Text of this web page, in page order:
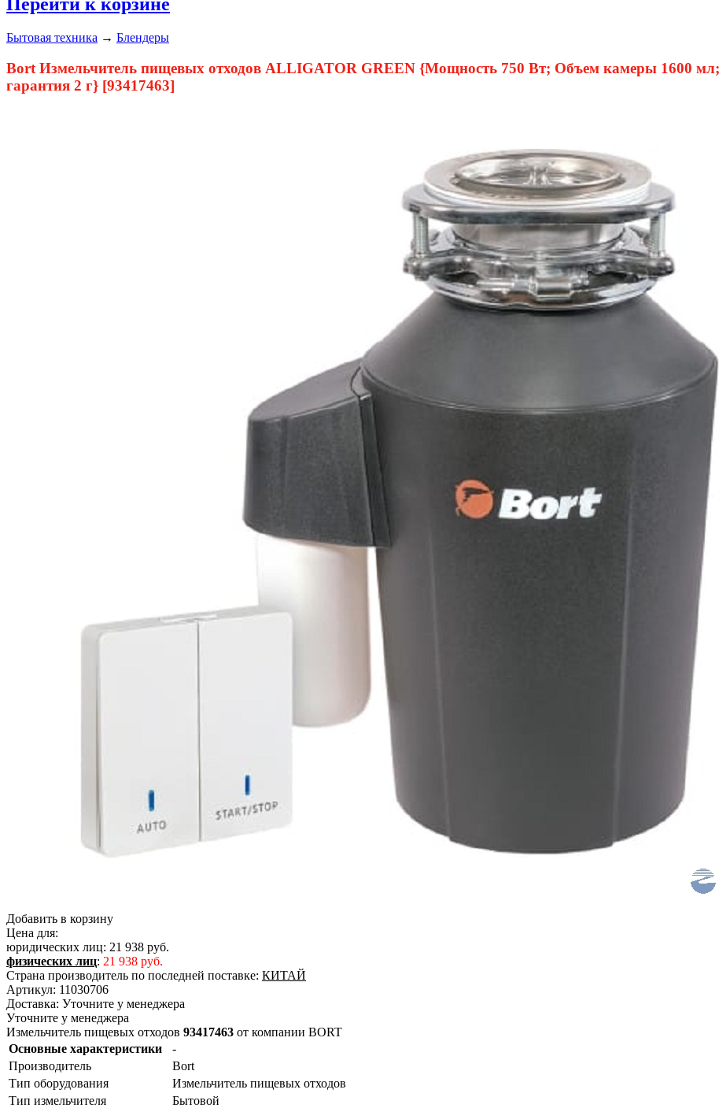
Бытовая техника → Блендеры
Bort Измельчитель пищевых отходов ALLIGATOR GREEN {Мощность 750 Вт; Объем камеры 1600 мл;
гарантия 2 г} [93417463]
Добавить в корзину
Цена для:
юридических лиц: 21 938 руб.
физических лиц: 21 938 руб.
Страна производитель по последней поставке: КИТАЙ
Артикул: 11030706
Доставка: Уточните у менеджера
Уточните у менеджера
Измельчитель пищевых отходов 93417463 от компании BORT
Основные характеристики
-
Производитель
Bort
Тип оборудования
Измельчитель пищевых отходов
Тип измельчителя
Бытовой